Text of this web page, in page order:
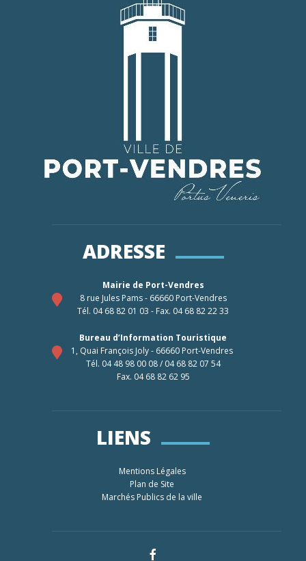
ADRESSE
Mairie de Port-Vendres
8 rue Jules Pams - 66660 Port-Vendres
Tél. 04 68 82 01 03 - Fax. 04 68 82 22 33
Bureau d’Information Touristique
1, Quai François Joly - 66660 Port-Vendres
Tél. 04 48 98 00 08 / 04 68 82 07 54
Fax. 04 68 82 62 95
LIENS
Mentions Légales
Plan de Site
Marchés Publics de la ville